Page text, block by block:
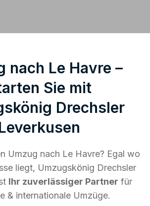
nach Le Havre –
Sie mit
Drechsler
Umzug nach Le Havre? Egal wo
liegt, Umzugskönig Drechsler
Ihr zuverlässiger Partner für
& internationale Umzüge.